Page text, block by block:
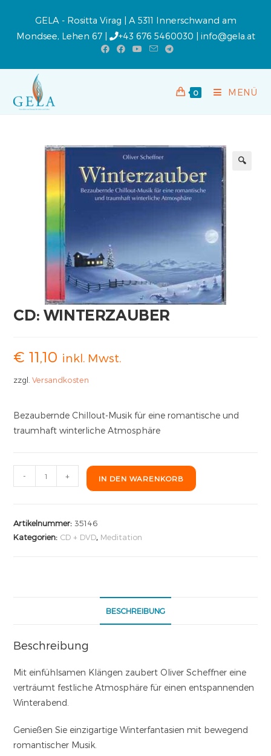
GELA - Rositta Virag | A 5311 Innerschwand am
Mondsee, Lehen 67 |
+43 676 5460030 | info@gela.at
0 MENÜ
CD: WINTERZAUBER
€ 11,10 inkl. Mwst.
zzgl.Versandkosten
Bezaubernde Chillout-Musik für eine romantische und
traumhaft winterliche Atmosphäre
- + IN DEN WARENKORB
Artikelnummer: 35146
Kategorien: CD + DVD, Meditation
BESCHREIBUNG
Beschreibung
Mit einfühlsamen Klängen zaubert Oliver Scheffner eine
verträumt festliche Atmosphäre für einen entspannenden
Winterabend.
Genießen Sie einzigartige Winterfantasien mit bewegend
romantischer Musik.